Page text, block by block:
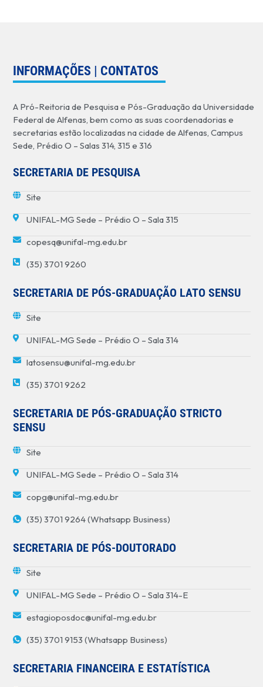
INFORMAÇÕES | CONTATOS
A Pró-Reitoria de Pesquisa e Pós-Graduação da Universidade
Federal de Alfenas, bem como as suas coordenadorias e
secretarias estão localizadas na cidade de Alfenas, Campus
Sede, Prédio O – Salas 314, 315 e 316
SECRETARIA DE PESQUISA
Site
UNIFAL-MG Sede – Prédio O – Sala 315
copesq@unifal-mg.edu.br
(35) 3701 9260
SECRETARIA DE PÓS-GRADUAÇÃO LATO SENSU
Site
UNIFAL-MG Sede – Prédio O – Sala 314
latosensu@unifal-mg.edu.br
(35) 3701 9262
SECRETARIA DE PÓS-GRADUAÇÃO STRICTO
SENSU
Site
UNIFAL-MG Sede – Prédio O – Sala 314
copg@unifal-mg.edu.br
(35) 3701 9264 (Whatsapp Business)
SECRETARIA DE PÓS-DOUTORADO
Site
UNIFAL-MG Sede – Prédio O – Sala 314-E
estagioposdoc@unifal-mg.edu.br
(35) 3701 9153 (Whatsapp Business)
SECRETARIA FINANCEIRA E ESTATÍSTICA